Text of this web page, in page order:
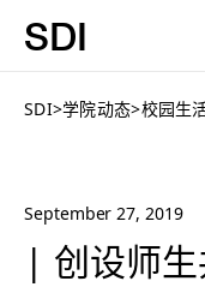
SDI
SDI>学院动态>校园生
September 27, 2019
| 创设师